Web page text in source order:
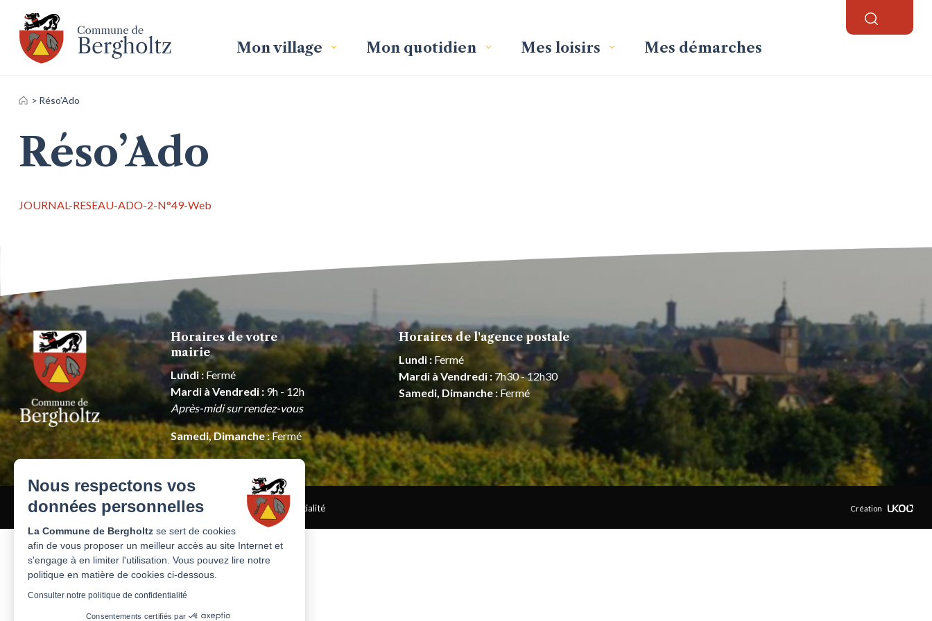
Mon village Mon quotidien Mes loisirs Mes démarches
Accueil
> Réso’Ado
Réso’Ado
JOURNAL-RESEAU-ADO-2-N°49-Web
Horaires de votre
mairie
Lundi : Fermé
Mardi à Vendredi : 9h - 12h
Après-midi sur rendez-vous
Samedi, Dimanche :Fermé
Horaires de l'agence postale
Lundi :Fermé
Mardi à Vendredi :7h30 - 12h30
Samedi, Dimanche :Fermé
© 2026 Mairie de Bergholtz Mentions légales Politique de confidentialité Création
Nous respectons vos
données personnelles
La Commune de Bergholtz se sert de cookies
afin de vous proposer un meilleur accès au site Internet et
s'engage à en limiter l'utilisation. Vous pouvez lire notre
politique en matière de cookies ci-dessous.
Consulter notre politique de confidentialité
Consentements certifiés par